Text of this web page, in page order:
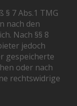
7 Abs.1 TMG
nach den
Nach §§ 8
jedoch
gespeicherte
oder nach
rechtswidrige